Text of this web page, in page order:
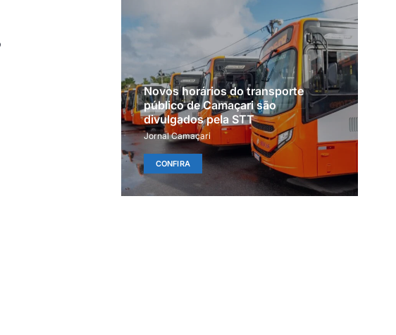
Novos horários do transporte
público de Camaçari são
divulgados pela STT
Jornal Camaçari
CONFIRA